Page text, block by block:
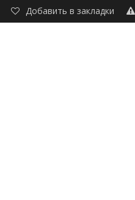
Добавить в закладки